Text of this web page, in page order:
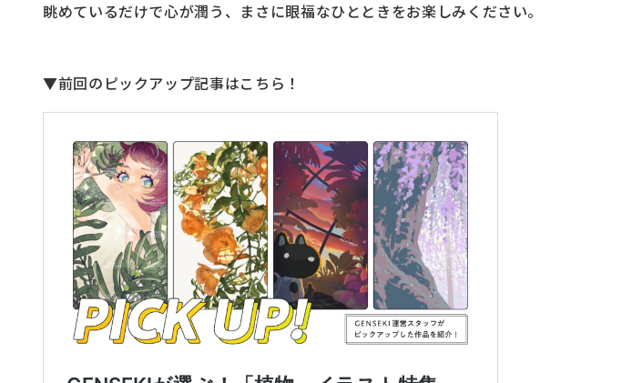
眺めているだけで心が潤う、まさに眼福なひとときをお楽しみください。
▼前回のピックアップ記事はこちら！